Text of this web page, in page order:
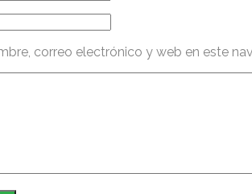
correo electrónico y web en este